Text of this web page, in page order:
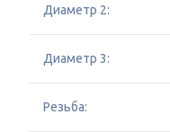
Диаметр 2:
Диаметр 3:
Резьба: